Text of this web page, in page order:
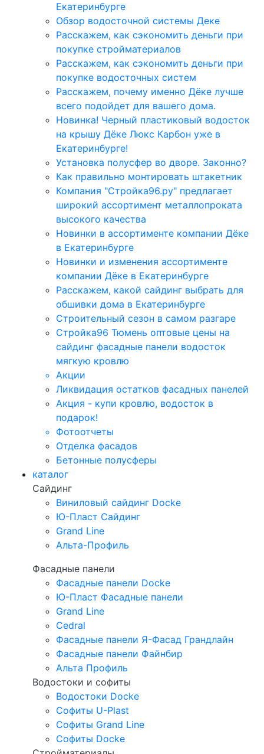
Екатеринбурге
Обзор водосточной системы Деке
Расскажем, как сэкономить деньги при
покупке стройматериалов
Расскажем, как сэкономить деньги при
покупке водосточных систем
Расскажем, почему именно Дёке лучше
всего подойдет для вашего дома.
Новинка! Черный пластиковый водосток
на крышу Дёке Люкс Карбон уже в
Екатеринбурге!
Установка полусфер во дворе. Законно?
Как правильно монтировать штакетник
Компания "Стройка96.ру" предлагает
широкий ассортимент металлопроката
высокого качества
Новинки в ассортименте компании Дёке
в Екатеринбурге
Новинки и изменения ассортименте
компании Дёке в Екатеринбурге
Расскажем, какой сайдинг выбрать для
обшивки дома в Екатеринбурге
Строительный сезон в самом разгаре
Стройка96 Тюмень оптовые цены на
сайдинг фасадные панели водосток
мягкую кровлю
Акции
Ликвидация остатков фасадных панелей
Акция - купи кровлю, водосток в
подарок!
Фотоотчеты
Отделка фасадов
Бетонные полусферы
каталог
Сайдинг
Виниловый сайдинг Docke
Ю-Пласт Сайдинг
Grand Line
Альта-Профиль
Фасадные панели
Фасадные панели Docke
Ю-Пласт Фасадные панели
Grand Line
Cedral
Фасадные панели Я-Фасад Грандлайн
Фасадные панели Файнбир
Альта Профиль
Водостоки и софиты
Водостоки Docke
Софиты U-Plast
Софиты Grand Line
Софиты Docke